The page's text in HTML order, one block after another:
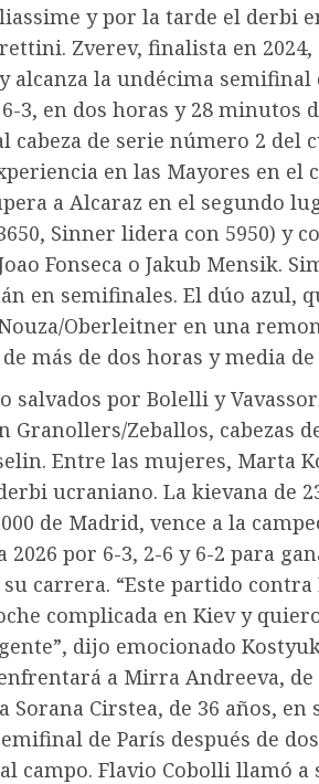
y por la tarde el derbi
Zverev, finalista en 2024,
alcanza la undécima semifinal
3, en dos horas y 28 minutos
cabeza de serie número 2 del
en las Mayores en el
a Alcaraz en el segundo
Sinner lidera con 5950) y
Fonseca o Jakub Mensik.
en semifinales. El dúo azul,
Oberleitner en una
de más de dos horas y media
salvados por Bolelli y
Granollers/Zeballos, cabezas
Entre las mujeres, Marta
ucraniano. La kievana de
de Madrid, vence a la
por 6-3, 2-6 y 6-2 para
carrera. “Este partido contra
complicada en Kiev y
dijo emocionado
a Mirra Andreeva, de
Cirstea, de 36 años, en
de París después de
campo. Flavio Cobolli llamó